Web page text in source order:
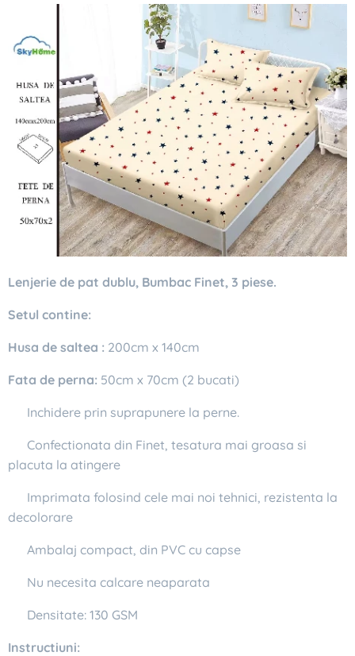
Lenjerie de pat dublu, Bumbac Finet, 3 piese.
Setul contine:
Husa de saltea : 200cm x 140cm
Fata de perna: 50cm x 70cm (2 bucati)
✔ Inchidere prin suprapunere la perne.
✔ Confectionata din Finet, tesatura mai groasa si
placuta la atingere
✔ Imprimata folosind cele mai noi tehnici, rezistenta la
decolorare
✔ Ambalaj compact, din PVC cu capse
✔ Nu necesita calcare neaparata
✔ Densitate: 130 GSM
Instructiuni: